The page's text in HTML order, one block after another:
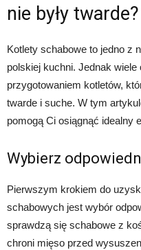
nie były twarde?
Kotlety schabowe to jedno z
polskiej kuchni. Jednak wiele
przygotowaniem kotletów,
twarde i suche. W tym
pomogą Ci osiągnąć idealny
Wybierz
Pierwszym krokiem do
schabowych jest wybór
sprawdzą się schabowe z
chroni mięso przed